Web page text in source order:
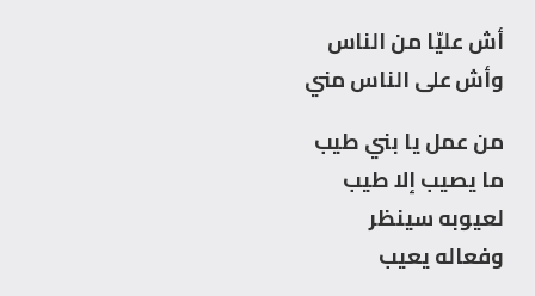
أش عليّا من الناس
وأش على الناس مني
من عمل يا بني طيب
ما يصيب إلا طيب
لعيوبه سينظر
وفعاله يعيب